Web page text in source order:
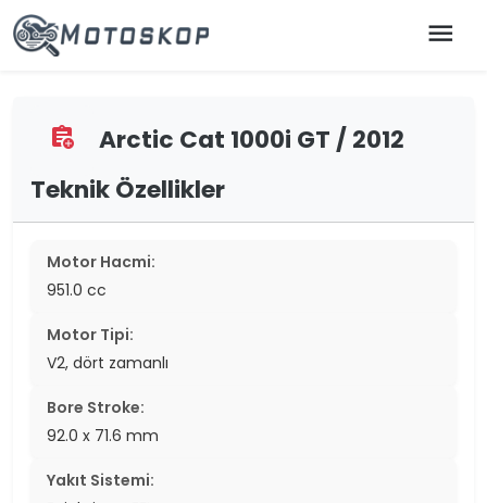
menu
assignment_add
Arctic Cat 1000i GT / 2012
Teknik Özellikler
Motor Hacmi:
951.0 cc
Motor Tipi:
V2, dört zamanlı
Bore Stroke:
92.0 x 71.6 mm
Yakıt Sistemi: